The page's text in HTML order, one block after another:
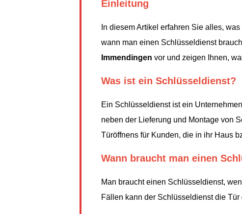
Einleitung
In diesem Artikel erfahren Sie alles,
wann man einen Schlüsseldienst
Immendingen vor und zeigen Ihnen,
Was ist ein Schlüsseldienst?
Ein Schlüsseldienst ist ein
neben der Lieferung und Montage von
Türöffnens für Kunden, die in ihr Haus
Wann braucht man einen
Man braucht einen Schlüsseldienst,
Fällen kann der Schlüsseldienst die